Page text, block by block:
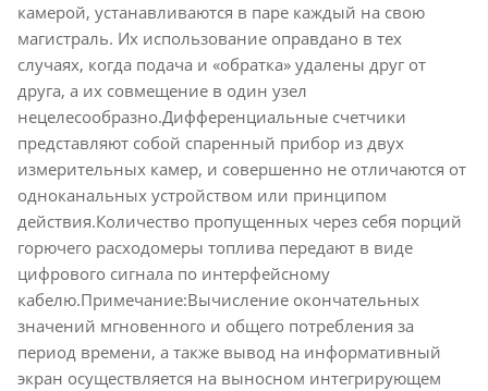
камерой, устанавливаются в паре каждый на свою
магистраль. Их использование оправдано в тех
случаях, когда подача и «обратка» удалены друг от
друга, а их совмещение в один узел
нецелесообразно.Дифференциальные счетчики
представляют собой спаренный прибор из двух
измерительных камер, и совершенно не отличаются от
одноканальных устройством или принципом
действия.Количество пропущенных через себя порций
горючего расходомеры топлива передают в виде
цифрового сигнала по интерфейсному
кабелю.Примечание:Вычисление окончательных
значений мгновенного и общего потребления за
период времени, а также вывод на информативный
экран осуществляется на выносном интегрирующем